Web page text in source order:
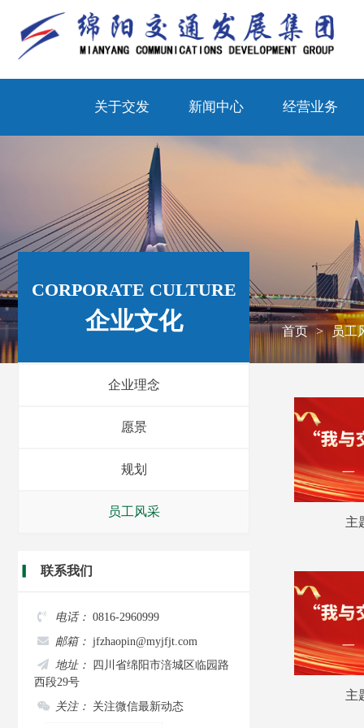
关于交发 新闻中心 经营业务
首页 员工
CORPORATE CULTURE
企业文化
企业理念
愿景
规划
员工风采
联系我们
电话： 0816-2960999
邮箱： jfzhaopin@myjfjt.com
地址：
四川省绵阳市涪城区临园路
西段29号
关注： 关注微信最新动态
主
主